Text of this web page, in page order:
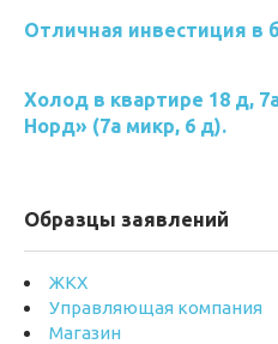
Отличная инвестиция в
Холод в квартире 18 д,
Норд» (7а микр, 6 д).
Образцы заявлений
ЖКХ
Управляющая компания
Магазин